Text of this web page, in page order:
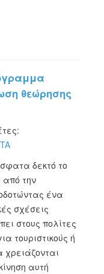
θεώρησης
δεκτό το
την
ένα
σχέσεις
στους πολίτες
τουριστικούς ή
αυτή